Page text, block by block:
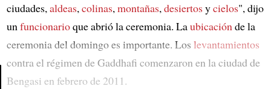
ciudades,aldeas,colinas,montañas,desiertosycielos", dijo
unfuncionarioque abrió la ceremonia. Laubicaciónde la
ceremonia del domingo es importante. Los levantamientos
contra el régimen de Gaddhafi comenzaron en la ciudad de
Bengasi en febrero de 2011.